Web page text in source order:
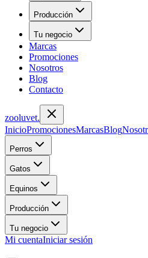
Producción
Tu negocio
Marcas
Promociones
Nosotros
Blog
Contacto
zooluvet.
InicioPromocionesMarcasBlog
Perros
Gatos
Equinos
Producción
Tu negocio
Mi cuentaIniciar sesión